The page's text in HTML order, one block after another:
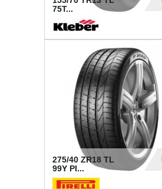
75T...
275/40 ZR18 TL
99Y PI...